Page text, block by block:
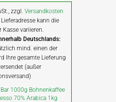
zzgl.Versandkosten
kann die
Kasse variieren.
Deutschlands:
mind. einen der
Ihre gesamte Lieferung
(außer
1000g Bohnenkaffee
70% Arabica 1kg